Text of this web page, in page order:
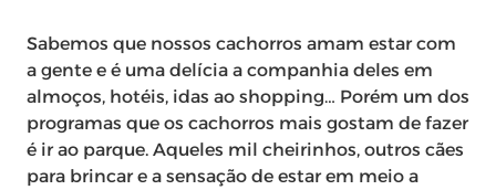
Sabemos que nossos cachorros amam estar com
a gente e é uma delícia a companhia deles em
almoços, hotéis, idas ao shopping… Porém um dos
programas que os cachorros mais gostam de fazer
é ir ao parque. Aqueles mil cheirinhos, outros cães
para brincar e a sensação de estar em meio a